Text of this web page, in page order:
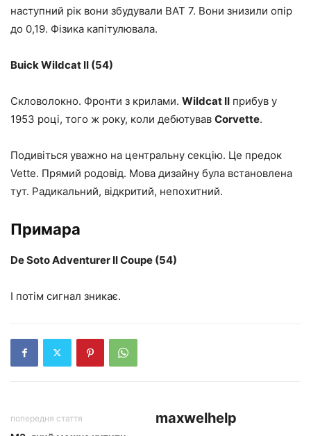
наступний рік вони збудували BAT 7. Вони знизили опір
до 0,19. Фізика капітулювала.
Buick Wildcat II (54)
Скловолокно. Фронти з крилами. Wildcat II прибув у
1953 році, того ж року, коли дебютував Corvette.
Подивіться уважно на центральну секцію. Це предок
Vette. Прямий родовід. Мова дизайну була встановлена ​​
тут. Радикальний, відкритий, непохитний.
Примара
De Soto Adventurer II Coupe (54)
І потім сигнал зникає.
попередня стаття maxwelhelp